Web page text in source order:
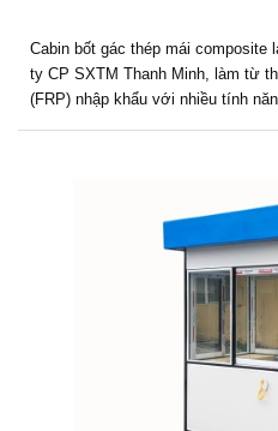
Cabin bốt gác thép mái composite
ty CP SXTM Thanh Minh, làm từ
(FRP) nhập khẩu với nhiều tính